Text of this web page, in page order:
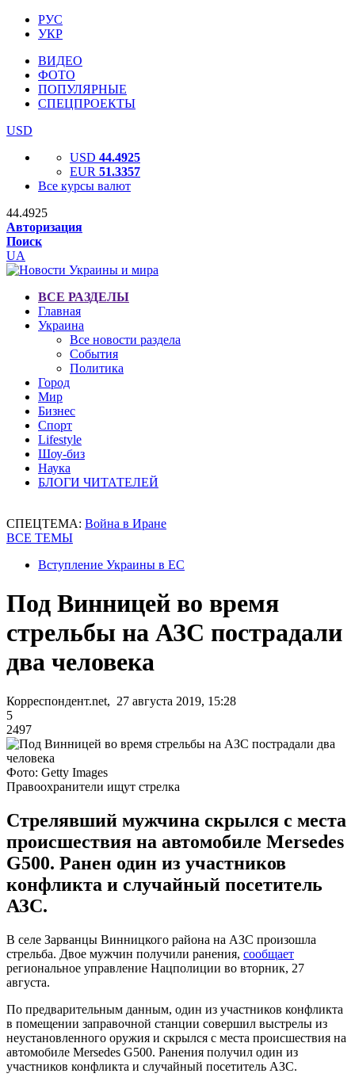
РУС
УКР
ВИДЕО
ФОТО
ПОПУЛЯРНЫЕ
СПЕЦПРОЕКТЫ
USD
USD 44.4925
EUR 51.3357
Все курсы валют
44.4925
Авторизация
Поиск
UA
ВСЕ РАЗДЕЛЫ
Главная
Украина
Все новости раздела
События
Политика
Город
Мир
Бизнес
Спорт
Lifestyle
Шоу-биз
Наука
БЛОГИ ЧИТАТЕЛЕЙ
СПЕЦТЕМА: Война в Иране
ВСЕ ТЕМЫ
Вступление Украины в ЕС
Под Винницей во время
стрельбы на АЗС пострадали
два человека
Корреспондент.net, 27 августа 2019, 15:28
5
2497
Фото: Getty Images
Правоохранители ищут стрелка
Стрелявший мужчина скрылся с места
происшествия на автомобиле Mersedes
G500. Ранен один из участников
конфликта и случайный посетитель
АЗС.
В селе Зарванцы Винницкого района на АЗС произошла
стрельба. Двое мужчин получили ранения, сообщает
региональное управление Нацполиции во вторник, 27
августа.
По предварительным данным, один из участников конфликта
в помещении заправочной станции совершил выстрелы из
неустановленного оружия и скрылся с места происшествия на
автомобиле Mersedes G500. Ранения получил один из
участников конфликта и случайный посетитель АЗС.